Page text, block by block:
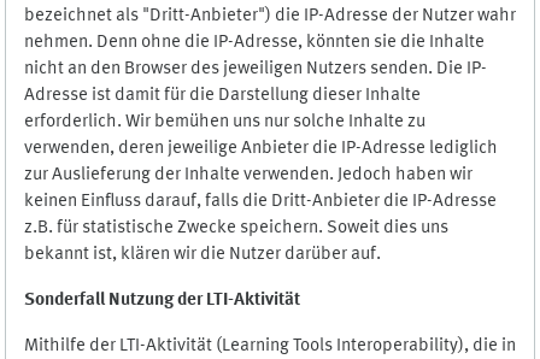
bezeichnet als "Dritt-Anbieter") die IP-Adresse der Nutzer wahr
nehmen. Denn ohne die IP-Adresse, könnten sie die Inhalte
nicht an den Browser des jeweiligen Nutzers senden. Die IP-
Adresse ist damit für die Darstellung dieser Inhalte
erforderlich. Wir bemühen uns nur solche Inhalte zu
verwenden, deren jeweilige Anbieter die IP-Adresse lediglich
zur Auslieferung der Inhalte verwenden. Jedoch haben wir
keinen Einfluss darauf, falls die Dritt-Anbieter die IP-Adresse
z.B. für statistische Zwecke speichern. Soweit dies uns
bekannt ist, klären wir die Nutzer darüber auf.
Sonderfall Nutzung der LTI-Aktivität
Mithilfe der LTI-Aktivität (Learning Tools Interoperability), die in